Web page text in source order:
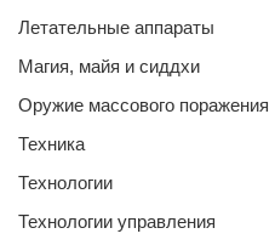
Летательные аппараты
Магия, майя и сиддхи
Оружие массового поражения
Техника
Технологии
Технологии управления